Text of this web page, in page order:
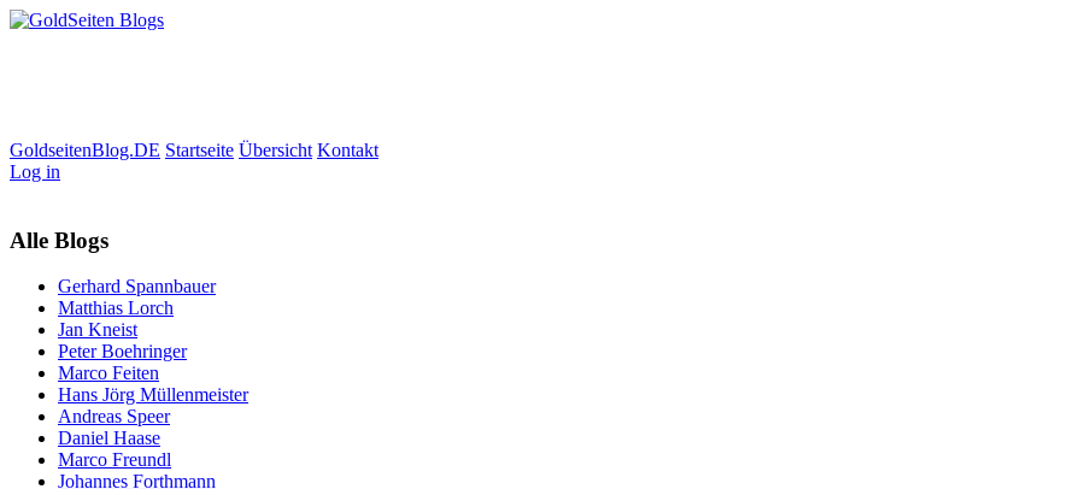
GoldseitenBlog.DE Startseite Übersicht Kontakt
Log in
Alle Blogs
Gerhard Spannbauer
Matthias Lorch
Jan Kneist
Peter Boehringer
Marco Feiten
Hans Jörg Müllenmeister
Andreas Speer
Daniel Haase
Marco Freundl
Johannes Forthmann